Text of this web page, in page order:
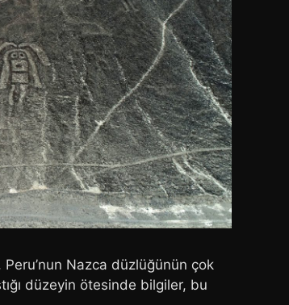
Nazca düzlüğünün çok
düzeyin ötesinde bilgiler, bu